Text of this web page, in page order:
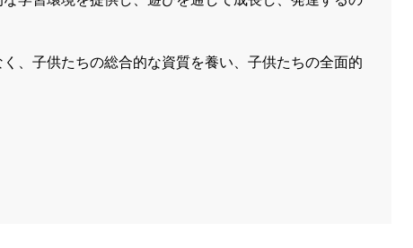
、子供たちの総合的な資質を養い、子供たちの全面的